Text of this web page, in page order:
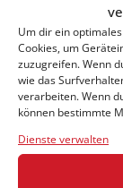
Um dir ein
Cookies, um
zuzugreifen. Wenn
wie das
verarbeiten. Wenn
können bestimmte
Dienste verwalten
Previous:image